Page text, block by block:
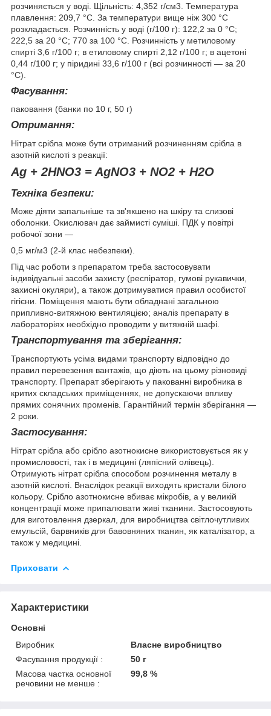
розчиняється у воді. Щільність: 4,352 г/см3. Температура
плавлення: 209,7 °C. За температури вище ніж 300 °C
розкладається. Розчинність у воді (г/100 г): 122,2 за 0 °C;
222,5 за 20 °C; 770 за 100 °C. Розчинність у метиловому
спирті 3,6 г/100 г; в етиловому спирті 2,12 г/100 г; в ацетоні
0,44 г/100 г; у піридині 33,6 г/100 г (всі розчинності — за 20
°C).
Фасування:
паковання (банки по 10 г, 50 г)
Отримання:
Нітрат срібла може бути отриманий розчиненням срібла в
азотній кислоті з реакції:
Ag + 2HNO3 = AgNO3 + NO2 + H2O
Техніка безпеки:
Може діяти запальніше та зв'якшено на шкіру та слизові
оболонки. Окислювач дає займисті суміші. ПДК у повітрі
робочої зони —
0,5 мг/м3 (2-й клас небезпеки).
Під час роботи з препаратом треба застосовувати
індивідуальні засоби захисту (респіратор, гумові рукавички,
захисні окуляри), а також дотримуватися правил особистої
гігієни. Поміщення мають бути обладнані загальною
припливно-витяжною вентиляцією; аналіз препарату в
лабораторіях необхідно проводити у витяжній шафі.
Транспортування та зберігання:
Транспортують усіма видами транспорту відповідно до
правил перевезення вантажів, що діють на цьому різновиді
транспорту. Препарат зберігають у пакованні виробника в
критих складських приміщеннях, не допускаючи впливу
прямих сонячних променів. Гарантійний термін зберігання —
2 роки.
Застосування:
Нітрат срібла або срібло азотнокисне використовується як у
промисловості, так і в медицині (ляпісний олівець).
Отримують нітрат срібла способом розчинення металу в
азотній кислоті. Внаслідок реакції виходять кристали білого
кольору. Срібло азотнокисне вбиває мікробів, а у великій
концентрації може припалювати живі тканини. Застосовують
для виготовлення дзеркал, для виробництва світлочутливих
емульсій, барвників для бавовняних тканин, як каталізатор, а
також у медицині.
Приховати
Характеристики
Основні
Виробник
Власне виробництво
Фасування продукції :
50 г
Масова частка основної
речовини не менше :
99,8 %